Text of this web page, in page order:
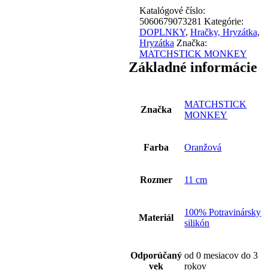
Katalógové číslo:
5060679073281 Kategórie:
DOPLNKY, Hračky, Hryzátka,
Hryzátka Značka:
MATCHSTICK MONKEY
Základné informácie
Značka
MATCHSTICK
MONKEY
Farba Oranžová
Rozmer 11 cm
Materiál
100% Potravinársky
silikón
Odporúčaný
vek
od 0 mesiacov do 3
rokov